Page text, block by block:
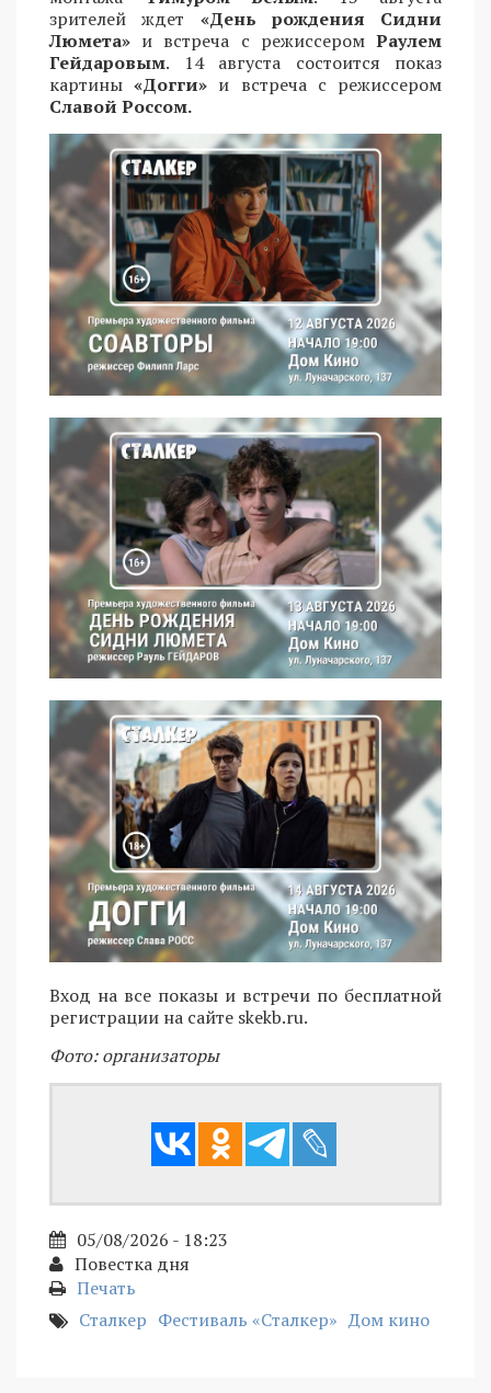
зрителей ждет «День рождения Сидни
Люмета» и встреча с режиссером Раулем
Гейдаровым. 14 августа состоится показ
картины«Догги» и встреча с режиссером
Славой Россом.
Вход на все показы и встречи по бесплатной
регистрации на сайте skekb.ru.
Фото: организаторы
05/08/2026 - 18:23
Повестка дня
Печать
Сталкер Фестиваль «Сталкер» Дом кино